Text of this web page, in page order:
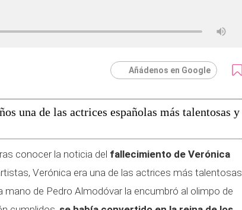
Añádenos en Google
una de las actrices españolas más talentosas y
conocer la noticia del fallecimiento de Verónica
Verónica era una de las actrices más talentosas
mano de Pedro Almodóvar la encumbró al olimpo de